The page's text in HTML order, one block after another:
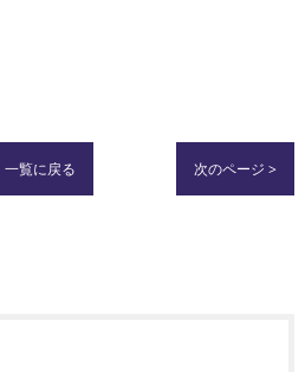
一覧に戻る 次のページ >